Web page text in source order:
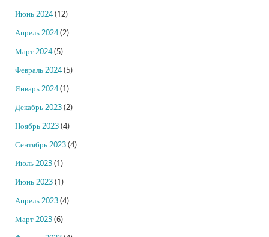
Июнь 2024(12)
Апрель 2024(2)
Март 2024(5)
Февраль 2024(5)
Январь 2024(1)
Декабрь 2023(2)
Ноябрь 2023(4)
Сентябрь 2023(4)
Июль 2023(1)
Июнь 2023(1)
Апрель 2023(4)
Март 2023(6)